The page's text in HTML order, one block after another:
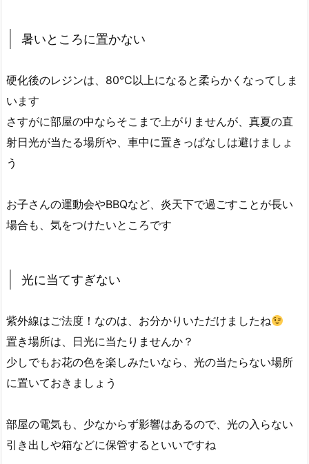
暑いところに置かない
硬化後のレジンは、80℃以上になると柔らかくなってしま
います
さすがに部屋の中ならそこまで上がりませんが、 真夏の直
射日光が当たる場所や、車中に置きっぱなしは避けましょ
う
お子さんの運動会やBBQなど、炎天下で過ごすことが長い
場合も、気をつけたいところです
光に当てすぎない
紫外線はご法度！なのは、お分かりいただけましたね
置き場所は、日光に当たりませんか？
少しでもお花の色を楽しみたいなら、光の当たらない場所
に置いておきましょう
部屋の電気も、少なからず影響はあるので、光の入らない
引き出しや箱などに保管するといいですね